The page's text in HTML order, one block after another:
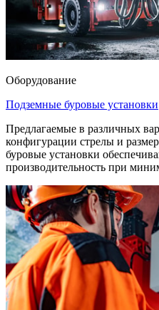
Оборудование
Подземные буровые установки
Предлагаемые в различных
конфигурации стрелы и
буровые установки
производительность при